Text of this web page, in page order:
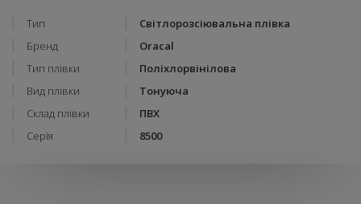
Тип
Світлорозсіювальна плівка
Бренд
Oracal
Тип плівки
Поліхлорвінілова
Вид плівки
Тонуюча
Склад плівки
ПВХ
Серія
8500